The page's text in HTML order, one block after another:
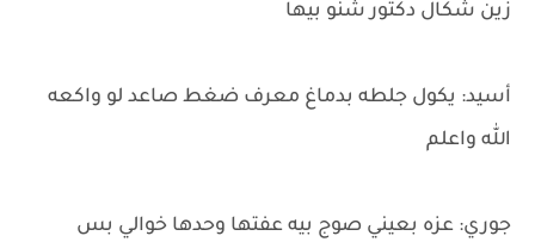
زين شكال دكتور شنو بيها
أسيد: يكول جلطه بدماغ معرف ضغط صاعد لو واكعه
الله واعلم
جوري: عزه بعيني صوج بيه عفتها وحدها خوالي بس